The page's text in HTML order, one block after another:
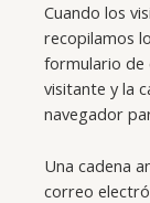
Cuando los
recopilamos
formulario de
visitante y la
navegador
Una cadena
correo